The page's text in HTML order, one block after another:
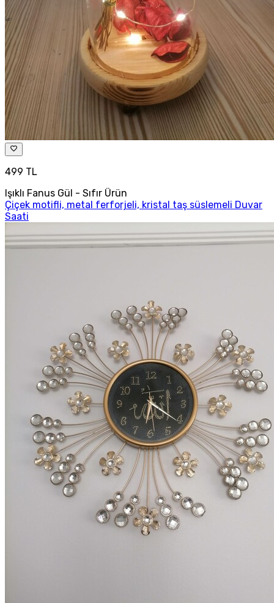
499 TL
Işıklı Fanus Gül - Sıfır Ürün
Çiçek motifli, metal ferforjeli, kristal taş süslemeli Duvar
Saati